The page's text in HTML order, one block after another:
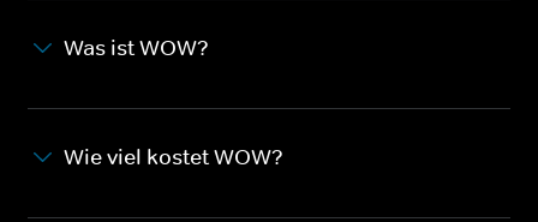
Was ist WOW?
Wie viel kostet WOW?